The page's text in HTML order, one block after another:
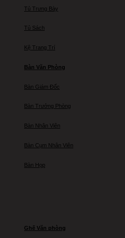
Tủ Trưng Bày
Tủ Sách
Kệ Trang Trí
Bàn Văn Phòng
Bàn Giám Đốc
Bàn Trưởng Phòng
Bàn Nhân Viên
Bàn Cụm Nhân Viên
Bàn Họp
Ghế Văn phòng